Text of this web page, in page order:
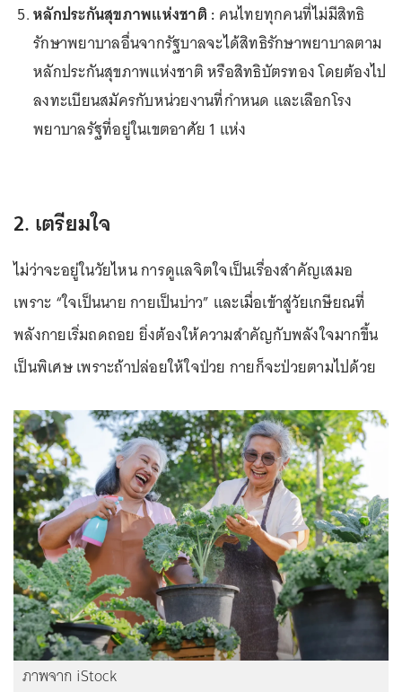
หลักประกันสุขภาพแห่งชาติ : คนไทยทุกคนที่ไม่มีสิทธิ
รักษาพยาบาลอื่นจากรัฐบาลจะได้สิทธิรักษาพยาบาลตาม
หลักประกันสุขภาพแห่งชาติ หรือสิทธิบัตรทอง โดยต้องไป
ลงทะเบียนสมัครกับหน่วยงานที่กำหนด และเลือกโรง
พยาบาลรัฐที่อยู่ในเขตอาศัย 1 แห่ง
2. เตรียมใจ
ไม่ว่าจะอยู่ในวัยไหน การดูแลจิตใจเป็นเรื่องสำคัญเสมอ
เพราะ “ใจเป็นนาย กายเป็นบ่าว” และเมื่อเข้าสู่วัยเกษียณที่
พลังกายเริ่มถดถอย ยิ่งต้องให้ความสำคัญกับพลังใจมากขึ้น
เป็นพิเศษ เพราะถ้าปล่อยให้ใจป่วย กายก็จะป่วยตามไปด้วย
ภาพจาก iStock